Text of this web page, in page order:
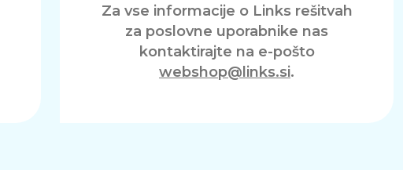
Za vse informacije o Links rešitvah
za poslovne uporabnike nas
kontaktirajte na e-pošto
webshop@links.si.